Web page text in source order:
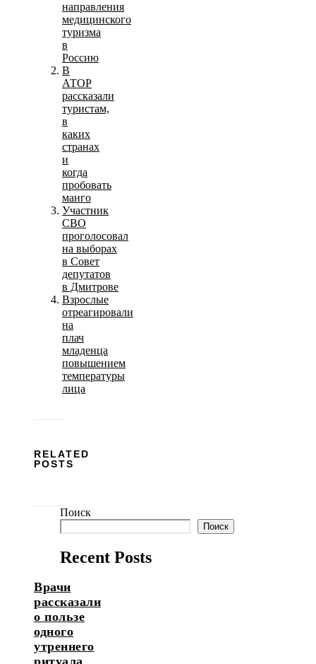
направления
медицинского
туризма
в
Россию
В
АТОР
рассказали
туристам,
в
каких
странах
и
когда
пробовать
манго
Участник
СВО
проголосовал
на выборах
в Совет
депутатов
в Дмитрове
Взрослые
отреагировали
на
плач
младенца
повышением
температуры
лица
RELATED
POSTS
Врачи
рассказали
о пользе
одного
утреннего
Поиск
Поиск
Recent Posts